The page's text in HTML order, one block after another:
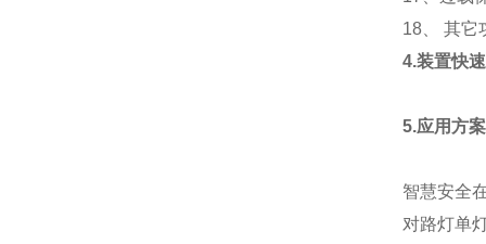
18、 其它
4.装置快
5.应用方
智慧安全
对路灯单